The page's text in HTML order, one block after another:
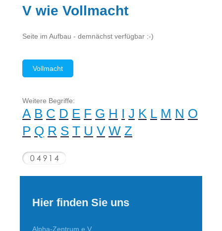
V wie Vollmacht
Seite im Aufbau - demnächst verfügbar :-)
Vollmacht
Weitere Begriffe:
A B C D E F G H I J K L M N O
P Q R S T U V W Z
Hier finden Sie uns
Alpha-Zentrum e.V.